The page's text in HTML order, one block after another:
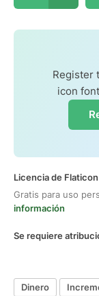
Register
icon
Licencia de Flaticon
Gratis para uso
información
Se requiere
Dinero